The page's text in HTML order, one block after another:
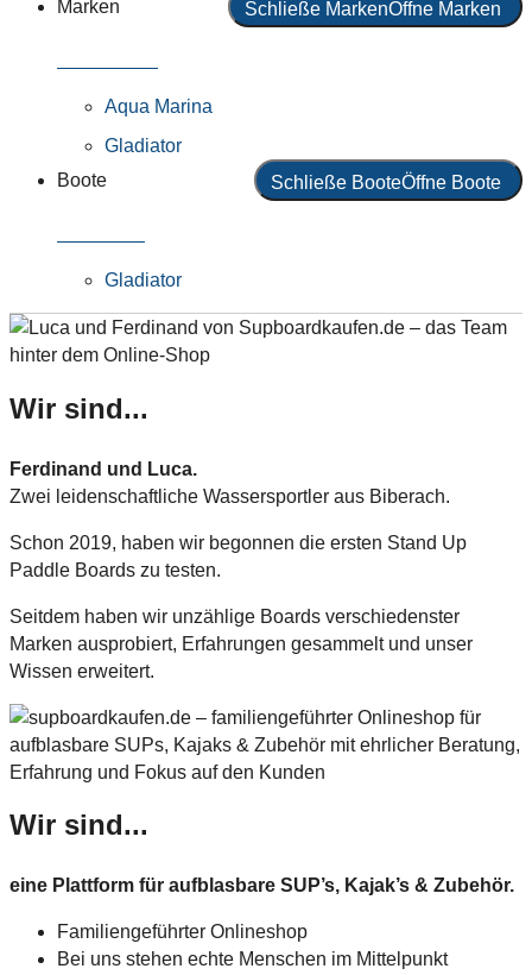
Marken
Schließe MarkenÖffne Marken
Aqua Marina
Gladiator
Boote
Schließe BooteÖffne Boote
Gladiator
Wir sind...
Ferdinand und Luca.
Zwei leidenschaftliche Wassersportler aus Biberach.
Schon 2019, haben wir begonnen die ersten Stand Up
Paddle Boards zu testen.
Seitdem haben wir unzählige Boards verschiedenster
Marken ausprobiert, Erfahrungen gesammelt und unser
Wissen erweitert.
Wir sind...
eine Plattform für aufblasbare SUP’s, Kajak’s & Zubehör.
Familiengeführter Onlineshop
Bei uns stehen echte Menschen im Mittelpunkt